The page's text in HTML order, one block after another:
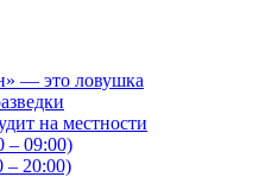
— это ловушка
на местности
– 09:00)
– 20:00)